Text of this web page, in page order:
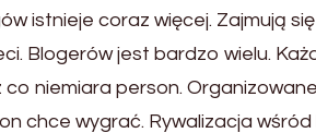
istnieje coraz więcej. Zajmują
Blogerów jest bardzo wielu.
co niemiara person.
chce wygrać. Rywalizacja